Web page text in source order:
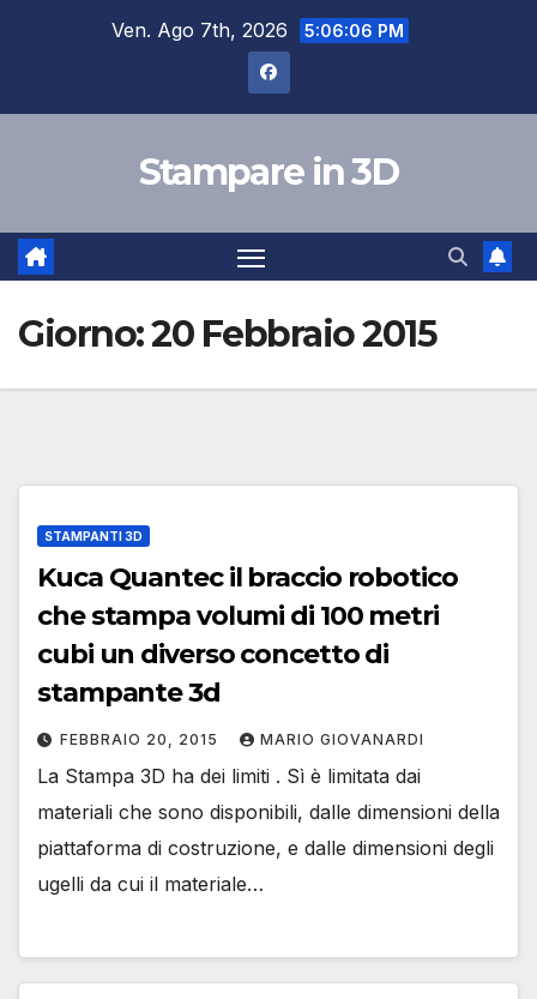
Ven. Ago 7th, 2026 5:06:07 PM
Stampare in 3D
Giorno:20 Febbraio 2015
STAMPANTI 3D
Kuca Quantec il braccio robotico
che stampa volumi di 100 metri
cubi un diverso concetto di
stampante 3d
FEBBRAIO 20, 2015 MARIO GIOVANARDI
La Stampa 3D ha dei limiti . Sì è limitata dai
materiali che sono disponibili, dalle dimensioni della
piattaforma di costruzione, e dalle dimensioni degli
ugelli da cui il materiale…